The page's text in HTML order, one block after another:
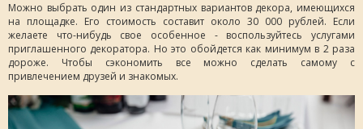
Можно выбрать один из стандартных вариантов декора, имеющихся
на площадке. Его стоимость составит около 30 000 рублей. Если
желаете что-нибудь свое особенное - воспользуйтесь услугами
приглашенного декоратора. Но это обойдется как минимум в 2 раза
дороже. Чтобы сэкономить все можно сделать самому с
привлечением друзей и знакомых.